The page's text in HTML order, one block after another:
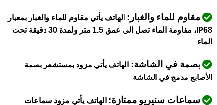
مقاوم للماء والغبار: الهاتف يأتي مقاوم للماء والغبار بمعيار
IP68، مقاومة الماء تصل الى عمق 1.5 متر ولمدة 30 دقيقة تحت
الماء
بصمة في الشاشة: الهاتف يأتي مزود بمستشعر بصمة
الأصابع مدمج في الشاشة
سماعات ستيريو ممتازة: الهاتف يأتي مزود سماعات